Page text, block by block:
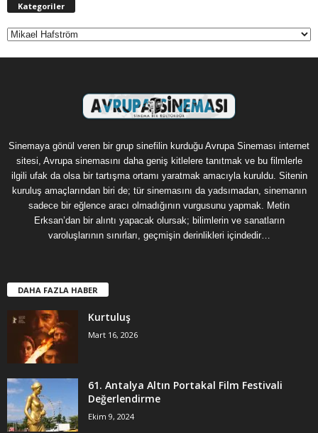
Kategoriler
Kategoriler
Sinemaya gönül veren bir grup sinefilin kurduğu Avrupa Sineması internet
sitesi, Avrupa sinemasını daha geniş kitlelere tanıtmak ve bu filmlerle
ilgili ufak da olsa bir tartışma ortamı yaratmak amacıyla kuruldu. Sitenin
kuruluş amaçlarından biri de; tür sinemasını da yadsımadan, sinemanın
sadece bir eğlence aracı olmadığının vurgusunu yapmak. Metin
Erksan’dan bir alıntı yapacak olursak; bilimlerin ve sanatların
varoluşlarının sınırları, geçmişin derinlikleri içindedir…
DAHA FAZLA HABER
Kurtuluş
Mart 16, 2026
61. Antalya Altın Portakal Film Festivali
Değerlendirme
Ekim 9, 2024